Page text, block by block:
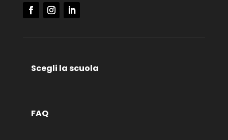
Scegli la scuola
FAQ